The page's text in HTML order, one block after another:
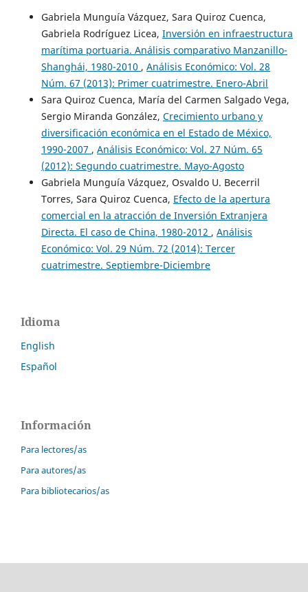
Gabriela Munguía Vázquez, Sara Quiroz Cuenca,
Gabriela Rodríguez Licea, Inversión en infraestructura
marítima portuaria. Análisis comparativo Manzanillo-
Shanghái, 1980-2010 , Análisis Económico: Vol. 28
Núm. 67 (2013): Primer cuatrimestre. Enero-Abril
Sara Quiroz Cuenca, María del Carmen Salgado Vega,
Sergio Miranda González, Crecimiento urbano y
diversificación económica en el Estado de México,
1990-2007 , Análisis Económico: Vol. 27 Núm. 65
(2012): Segundo cuatrimestre. Mayo-Agosto
Gabriela Munguía Vázquez, Osvaldo U. Becerril
Torres, Sara Quiroz Cuenca, Efecto de la apertura
comercial en la atracción de Inversión Extranjera
Directa. El caso de China, 1980-2012 , Análisis
Económico: Vol. 29 Núm. 72 (2014): Tercer
cuatrimestre. Septiembre-Diciembre
Idioma
English
Español
Información
Para lectores/as
Para autores/as
Para bibliotecarios/as